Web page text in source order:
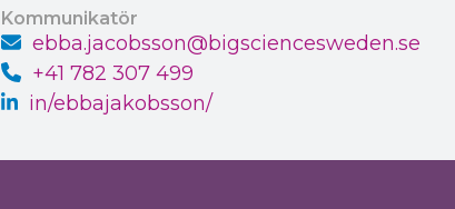
Kommunikatör
ebba.jacobsson@bigsciencesweden.se
+41 782 307 499
in/ebbajakobsson/